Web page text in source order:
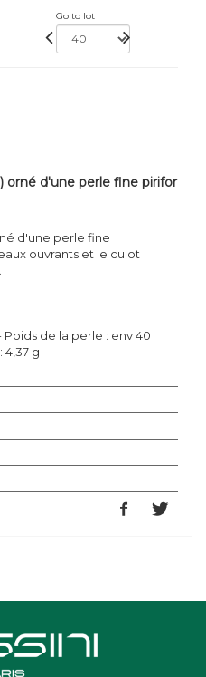
Go to lot
orné d'une perle fine pirifor
d'une perle fine
ouvrants et le culot
de la perle : env 40
4,37 g